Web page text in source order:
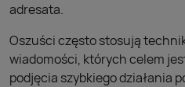
adresata.
Oszuści często stosują
wiadomości, których celem
podjęcia szybkiego działania